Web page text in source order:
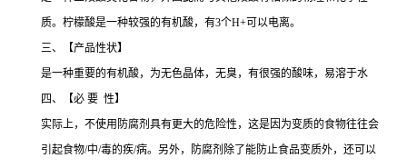
质。柠檬酸是一种较强的有机酸，有3个H+可以电离。
三、【产品性状】
是一种重要的有机酸，为无色晶体，无臭，有很强的酸味，易溶于水
四、【必 要 性】
实际上，不使用防腐剂具有更大的危险性，这是因为变质的食物往往会
引起食物/中/毒的疾/病。另外，防腐剂除了能防止食品变质外，还可以